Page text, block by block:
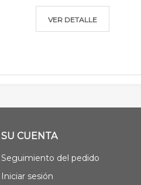
VER DETALLE
SU CUENTA
Seguimiento del pedido
Iniciar sesión